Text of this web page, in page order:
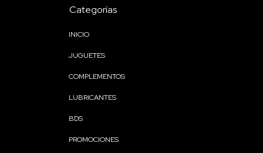
Categorías
INICIO
JUGUETES
COMPLEMENTOS
LUBRICANTES
BDS
PROMOCIONES